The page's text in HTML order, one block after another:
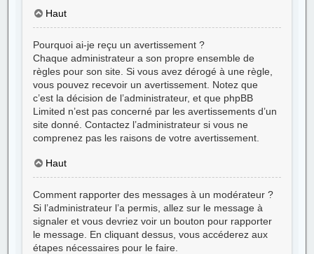
Haut
Pourquoi ai-je reçu un avertissement ?
Chaque administrateur a son propre ensemble de
règles pour son site. Si vous avez dérogé à une règle,
vous pouvez recevoir un avertissement. Notez que
c’est la décision de l’administrateur, et que phpBB
Limited n’est pas concerné par les avertissements d’un
site donné. Contactez l’administrateur si vous ne
comprenez pas les raisons de votre avertissement.
Haut
Comment rapporter des messages à un modérateur ?
Si l’administrateur l’a permis, allez sur le message à
signaler et vous devriez voir un bouton pour rapporter
le message. En cliquant dessus, vous accéderez aux
étapes nécessaires pour le faire.